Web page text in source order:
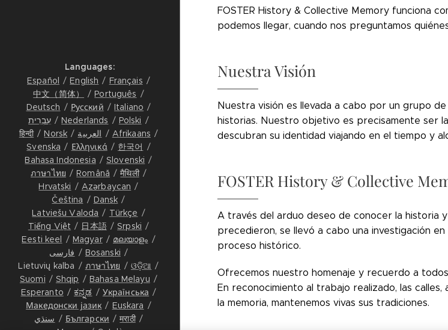
FOSTER History & Collective Memory funciona
podemos llegar, cuando nos preguntamos
Nuestra Visión
Nuestra visión es llevada a cabo por un grupo
historias. Nuestro objetivo es precisamente ser
descubran su identidad viajando en el tiempo y
FOSTER History & Collective
A través del arduo deseo de conocer la historia
precedieron, se llevó a cabo una investigación
proceso histórico.
Ofrecemos nuestro homenaje y recuerdo a
En reconocimiento al trabajo realizado, las
la memoria, mantenemos vivas sus tradiciones.
Languages
Español
English
Français
中文（简体）
Português
Deutsch
Русский
Italiano
עִבְרִית
Nederlands
Polski
हिन्दी
Norsk العربية
Afrikaans
Svenska
Ελληνικά
한국어
Bahasa Indonesia
Slovenski
ภาษาไทย
Română
मैथिली
Hrvatski
Azərbaycan
Čeština
Dansk
Latviešu Valoda
Türkçe
Tiếng Việt
日本語
Srpski
Eesti keel
Magyar
മലയാളം
فارسی
Bosanski
Lietuvių kalba
ภาษาไทย
ଓଡ଼ିଆ
Suomi
Shqip
Bahasa Melayu
Esperanto
ಕನ್ನಡ
Українська
Македонски јазик
Euskara
سنڌي
Български
मराठी